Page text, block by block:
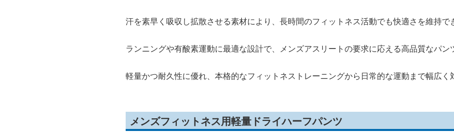
汗を素早く吸収し拡散させる素材により、長時間のフィットネス活動でも快適さを維持で
ランニングや有酸素運動に最適な設計で、メンズアスリートの要求に応える高品質なパン
軽量かつ耐久性に優れ、本格的なフィットネストレーニングから日常的な運動まで幅広く
メンズフィットネス用軽量ドライハーフパンツ